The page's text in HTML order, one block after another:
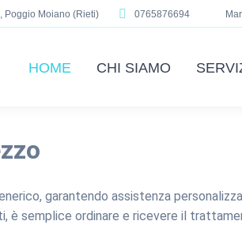
Poggio Moiano (Rieti) 0765876694
HOME CHI SIAMO
garantendo assistenza
semplice ordinare e ricevere il